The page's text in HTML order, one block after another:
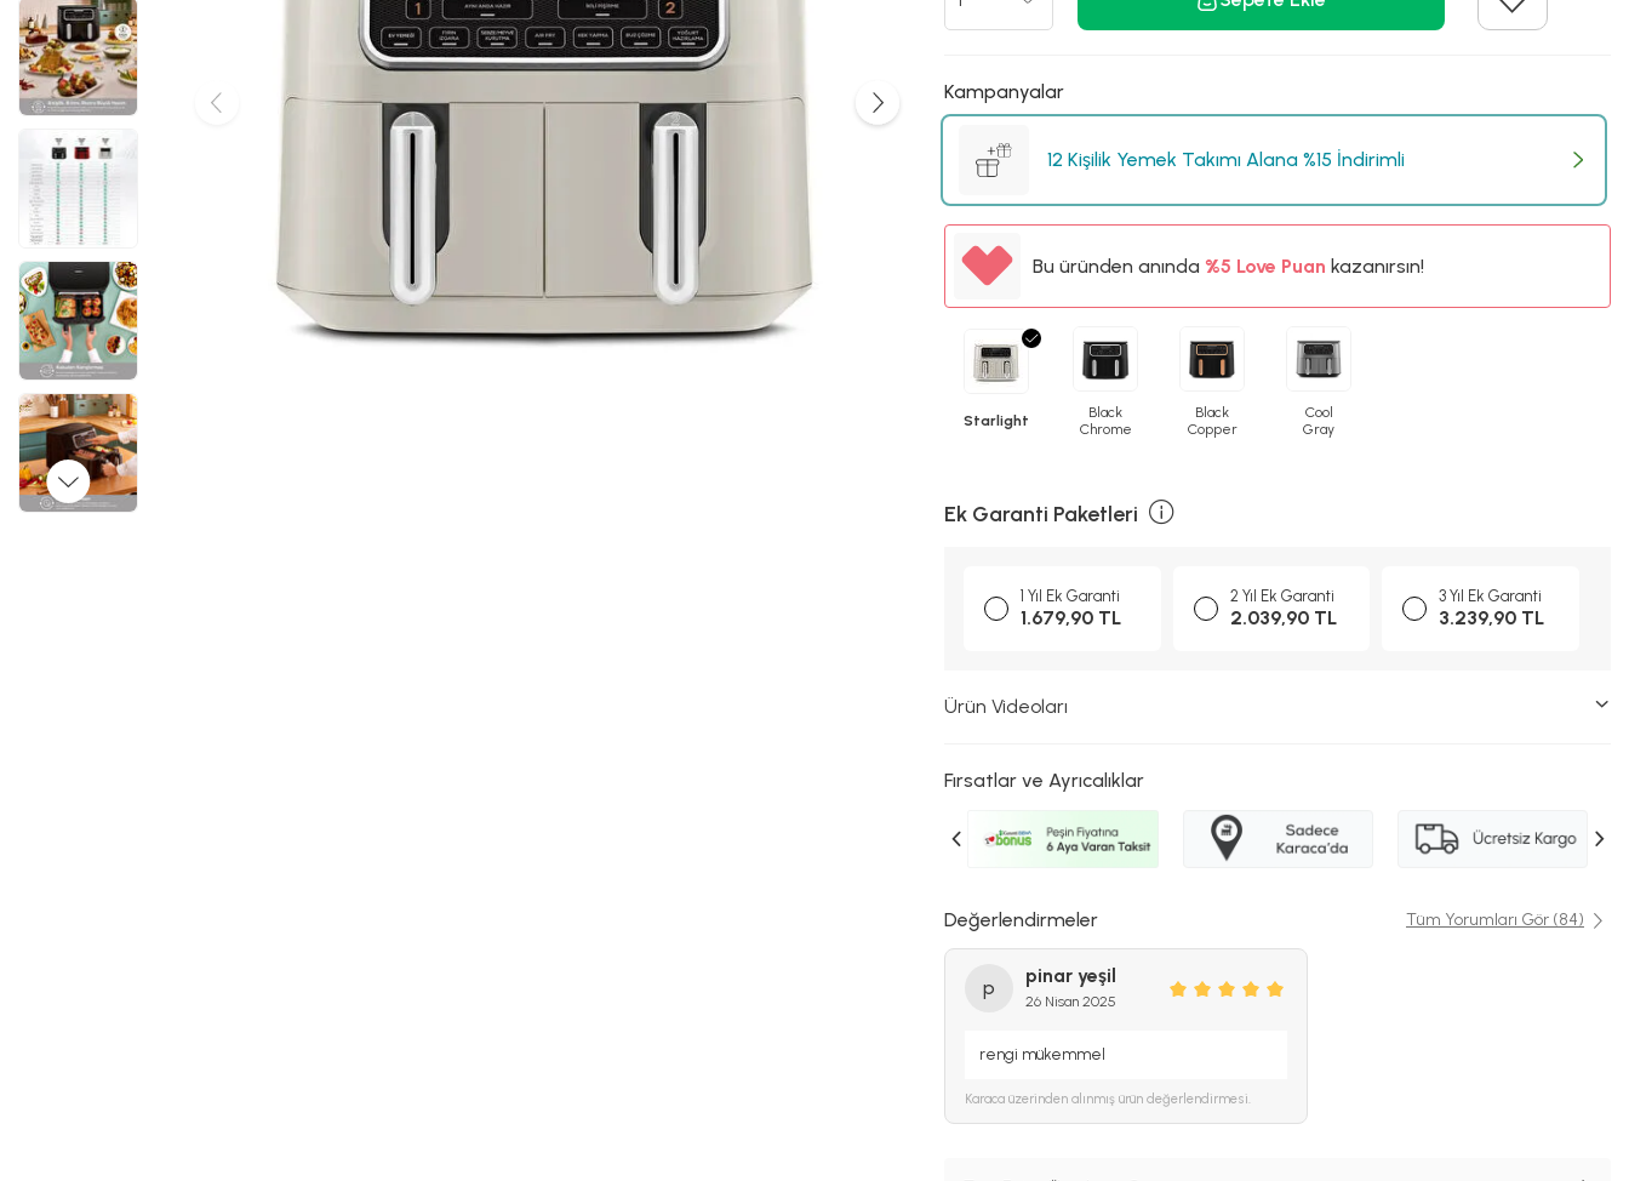
Kampanyalar
12 Kişilik Yemek Takımı Alana %15 İndirimli
Bu üründen anında 450TLLove Puankazanırsın!
Starlight
Black
Chrome
Black
Copper
Cool
Gray
Ek Garanti Paketleri
1 Yıl Ek Garanti
1.679,90 TL
2 Yıl Ek Garanti
2.039,90 TL
3 Yıl Ek Garanti
3.239,90 TL
Ürün Videoları
Fırsatlar ve Ayrıcalıklar
Değerlendirmeler Tüm Yorumları Gör (84)
p
pinar yeşil
26 Nisan 2025
rengi mükemmel
Karaca üzerinden alınmış ürün değerlendirmesi.